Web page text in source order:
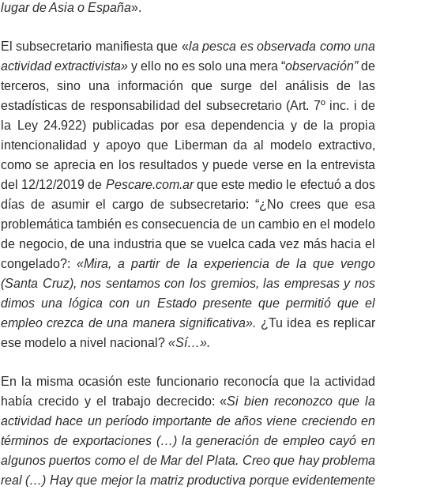
lugar de Asia o España».
El subsecretario manifiesta que «la pesca es observada como una
actividad extractivista» y ello no es solo una mera “observación”de
terceros, sino una información que surge del análisis de las
estadísticas de responsabilidad del subsecretario (Art. 7º inc. i de
la Ley 24.922) publicadas por esa dependencia y de la propia
intencionalidad y apoyo que Liberman da al modelo extractivo,
como se aprecia en los resultados y puede verse en la entrevista
del 12/12/2019 de Pescare.com.arque este medio le efectuó a dos
días de asumir el cargo de subsecretario: “¿No crees que esa
problemática también es consecuencia de un cambio en el modelo
de negocio, de una industria que se vuelca cada vez más hacia el
congelado?: «Mira, a partir de la experiencia de la que vengo
(Santa Cruz), nos sentamos con los gremios, las empresas y nos
dimos una lógica con un Estado presente que permitió que el
empleo crezca de una manera significativa». ¿Tu idea es replicar
ese modelo a nivel nacional? «Sí…».
En la misma ocasión este funcionario reconocía que la actividad
había crecido y el trabajo decrecido: «Si bien reconozco que la
actividad hace un período importante de años viene creciendo en
términos de exportaciones (…) la generación de empleo cayó en
algunos puertos como el de Mar del Plata. Creo que hay problema
real (…) Hay que mejor la matriz productiva porque evidentemente